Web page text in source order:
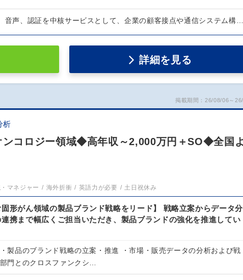
音声、認証を中核サービスとして、企業の顧客接点や通信システム構
詳細を見る
掲載期間：26/08/06～
析
ンコロジー領域◆高年収～2,000万円＋SO◆全国
マネジャー 海外折衝 英語力が必要 土日祝休み
固形がん領域の製品ブランド戦略をリード】 戦略立案からデータ分
携まで幅広くご担当いただき、製品ブランドの強化を推進してい
製品のブランド戦略の立案・推進 ・市場・販売データの分析および戦
門とのクロスファンクシ…